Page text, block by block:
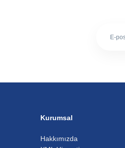
Kurumsal
Hakkımızda